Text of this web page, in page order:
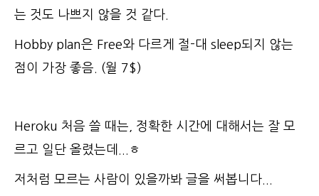
는 것도 나쁘지 않을 것 같다.
Hobby plan은 Free와 다르게 절-대 sleep되지 않는
점이 가장 좋음. (월 7$)
Heroku 처음 쓸 때는, 정확한 시간에 대해서는 잘 모
르고 일단 올렸는데...ㅎ
저처럼 모르는 사람이 있을까봐 글을 써봅니다...